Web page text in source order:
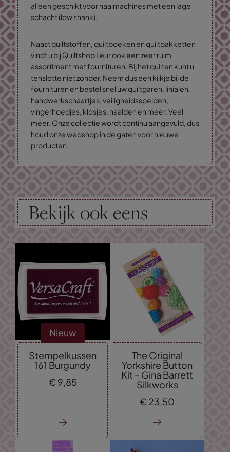
alleen geschikt voor naaimachines met een lage
schacht (low shank).
Naast quiltstoffen, quiltboeken en quiltpakketten
vindt u bij Quiltshop Leur ook een zeer ruim
assortiment met fournituren. Bij het quilten kunt u
tenslotte niet zonder. Neem dus een kijkje bij de
fournituren en bestel snel uw quiltgaren, linialen,
handwerkschaartjes, veiligheidsspelden,
vingerhoedjes, klosjes, naalden en meer. Veel
meer. Onze collectie wordt continu aangevuld, dus
houd onze webshop in de gaten voor nieuwe
producten.
Bekijk ook eens
Nieuw
Stempelkussen
161 Burgundy
€ 9,85
The Original
Yorkshire Button
Kit – Gina Barrett
Silkworks
€ 23,50